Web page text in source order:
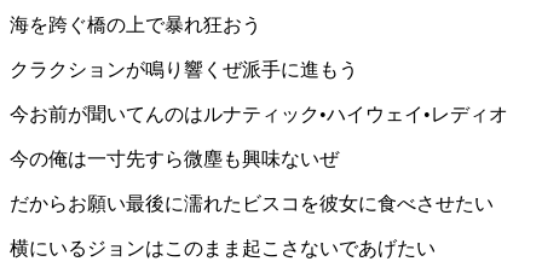
海を跨ぐ橋の上で暴れ狂おう
クラクションが鳴り響くぜ派手に進もう
今お前が聞いてんのはルナティック•ハイウェイ•レディオ
今の俺は一寸先すら微塵も興味ないぜ
だからお願い最後に濡れたビスコを彼女に食べさせたい
横にいるジョンはこのまま起こさないであげたい